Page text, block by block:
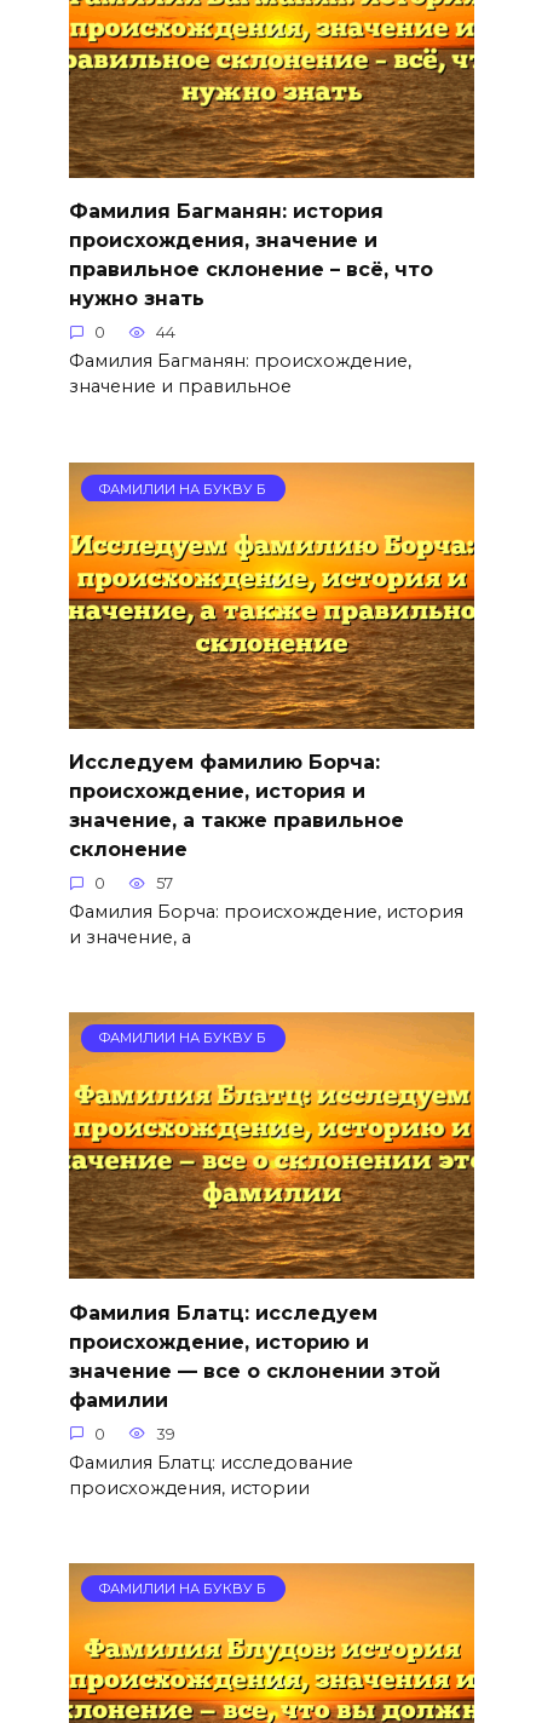
Фамилия Багманян: история
происхождения, значение и
правильное склонение – всё, что
нужно знать
0 44
Фамилия Багманян: происхождение,
значение и правильное
ФАМИЛИИ НА БУКВУ Б
Исследуем фамилию Борча:
происхождение, история и
значение, а также правильное
склонение
0 57
Фамилия Борча: происхождение, история
и значение, а
ФАМИЛИИ НА БУКВУ Б
Фамилия Блатц: исследуем
происхождение, историю и
значение — все о склонении этой
фамилии
0 39
Фамилия Блатц: исследование
происхождения, истории
ФАМИЛИИ НА БУКВУ Б